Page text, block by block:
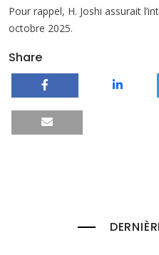
Pour rappel, H. Joshi assurait
octobre 2025.
Share